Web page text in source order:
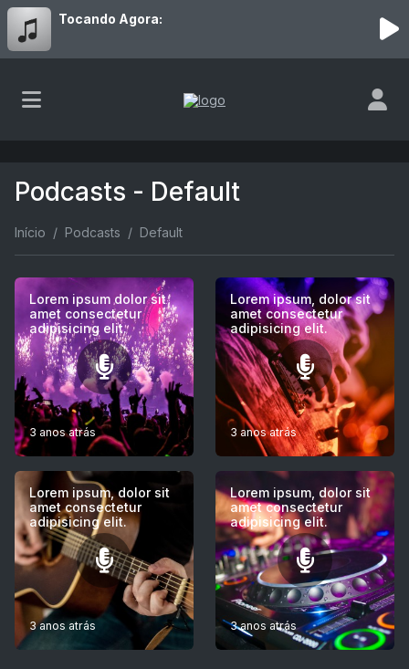
Tocando Agora:
Podcasts - Default
Início Podcasts Default
Lorem ipsum dolor sit
amet consectetur
adipisicing elit.
3 anos atrás
Lorem ipsum, dolor sit
amet consectetur
adipisicing elit.
3 anos atrás
Lorem ipsum, dolor sit
amet consectetur
adipisicing elit.
3 anos atrás
Lorem ipsum, dolor sit
amet consectetur
adipisicing elit.
3 anos atrás